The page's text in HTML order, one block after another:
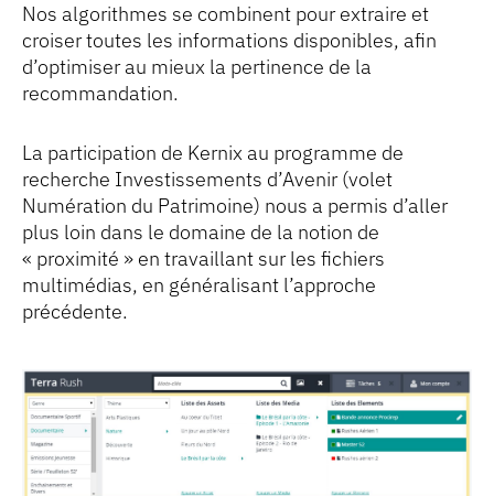
Nos algorithmes se combinent pour extraire et
croiser toutes les informations disponibles, afin
d’optimiser au mieux la pertinence de la
recommandation.
La participation de Kernix au programme de
recherche Investissements d’Avenir (volet
Numération du Patrimoine) nous a permis d’aller
plus loin dans le domaine de la notion de
« proximité » en travaillant sur les fichiers
multimédias, en généralisant l’approche
précédente.